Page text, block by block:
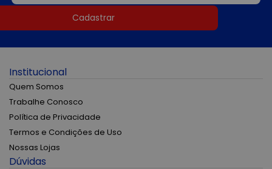
Cadastrar
Institucional
Quem Somos
Trabalhe Conosco
Política de Privacidade
Termos e Condições de Uso
Nossas Lojas
Dúvidas